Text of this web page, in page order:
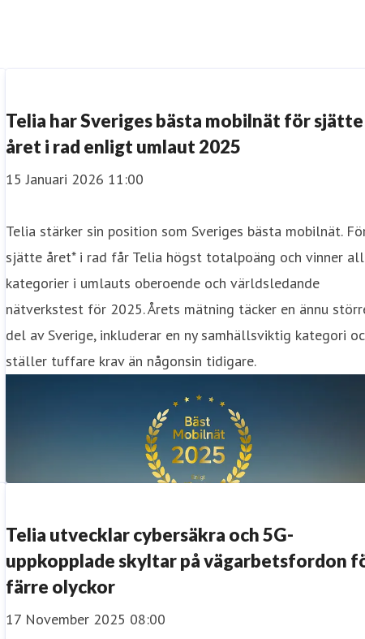
Telia har Sveriges bästa mobilnät för sjätte
året i rad enligt umlaut 2025
15 Januari 2026 11:00
Telia stärker sin position som Sveriges bästa mobilnät.
sjätte året* i rad får Telia högst totalpoäng och vinner
kategorier i umlauts oberoende och världsledande
nätverkstest för 2025. Årets mätning täcker en ännu
del av Sverige, inkluderar en ny samhällsviktig kategori
ställer tuffare krav än någonsin tidigare.
Telia utvecklar cybersäkra och 5G-
uppkopplade skyltar på vägarbetsfordon
färre olyckor
17 November 2025 08:00